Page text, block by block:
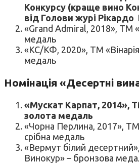
Конкурсу (краще вино
від Голови журі Рікардо
«Grand Admiral, 2018», ТМ
медаль
«КС/КФ, 2020», ТМ
медаль
Номінація «Десертні
«Мускат Карпат, 2014»,
золота медаль
«Чорна Перлина, 2017»,
срібна медаль
«Вермут білий
Винокур» – бронзова